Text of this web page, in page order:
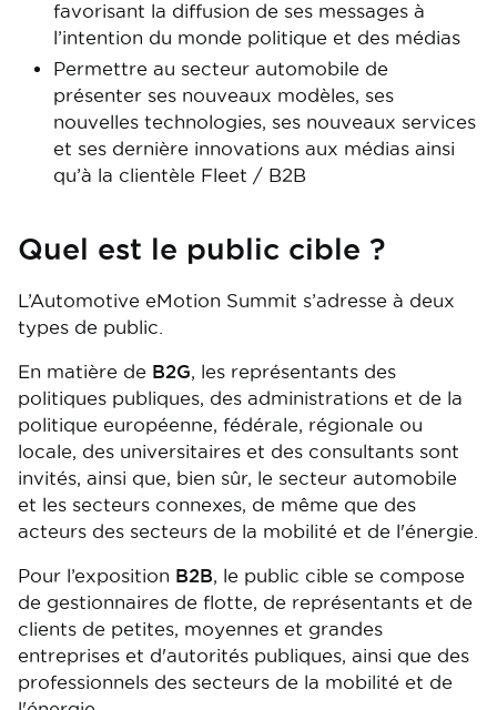
favorisant la diffusion de ses messages à
l’intention du monde politique et des médias
Permettre au secteur automobile de
présenter ses nouveaux modèles, ses
nouvelles technologies, ses nouveaux services
et ses dernière innovations aux médias ainsi
qu’à la clientèle Fleet / B2B
Quel est le public cible ?
L’Automotive eMotion Summit s’adresse à deux
types de public.
En matière de B2G, les représentants des
politiques publiques, des administrations et de la
politique européenne, fédérale, régionale ou
locale, des universitaires et des consultants sont
invités, ainsi que, bien sûr, le secteur automobile
et les secteurs connexes, de même que des
acteurs des secteurs de la mobilité et de l'énergie.
Pour l’exposition B2B, le public cible se compose
de gestionnaires de flotte, de représentants et de
clients de petites, moyennes et grandes
entreprises et d'autorités publiques, ainsi que des
professionnels des secteurs de la mobilité et de